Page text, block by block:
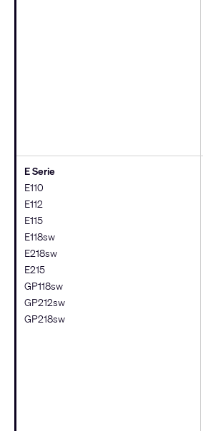
E Serie
E110
E112
E115
E118sw
E218sw
E215
GP118sw
GP212sw
GP218sw